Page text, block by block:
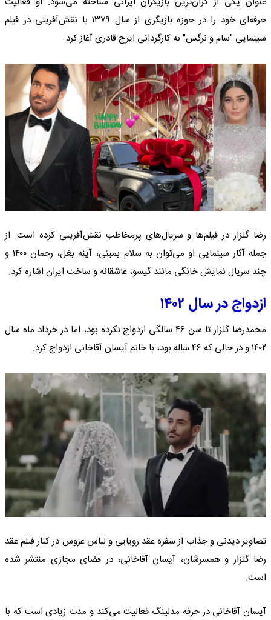
حرفه‌ای خود را در حوزه بازیگری از سال ۱۳۷۹ با نقش‌آفرینی در فیلم
سینمایی "سام و نرگس" به کارگردانی ایرج قادری آغاز کرد.
رضا گلزار در فیلم‌ها و سریال‌های پرمخاطب نقش‌آفرینی کرده است. از
جمله آثار سینمایی او می‌توان به سلام بمبئی، آینه بغل، رحمان ۱۴۰۰ و
چند سریال نمایش خانگی مانند گیسو، عاشقانه و ساخت ایران اشاره کرد.
ازدواج در سال ۱۴۰۲
محمدرضا گلزار تا سن ۴۶ سالگی ازدواج نکرده بود، اما در خرداد ماه سال
۱۴۰۲ و در حالی که ۴۶ ساله بود، با خانم آیسان آقاخانی ازدواج کرد.
تصاویر دیدنی و جذاب از سفره عقد رویایی و لباس عروس در کنار فیلم عقد
رضا گلزار و همسرشان، آیسان آقاخانی، در فضای مجازی منتشر شده
است.
آیسان آقاخانی در حرفه مدلینگ فعالیت می‌کند و مدت زیادی است که با